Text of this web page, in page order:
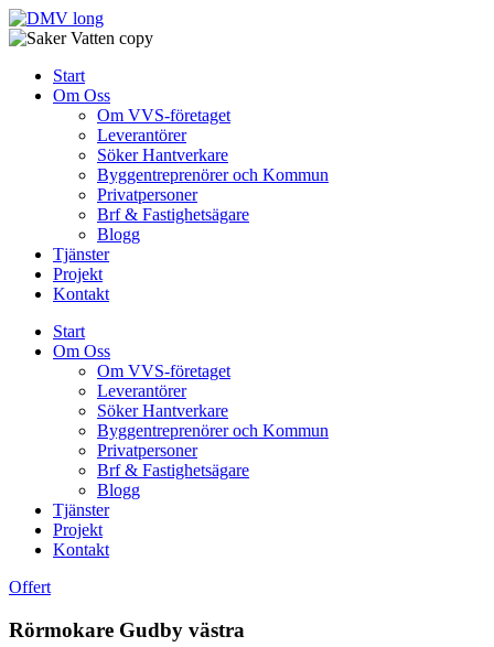
Skip
to
Start
Om Oss
Om VVS-företaget
Leverantörer
Söker Hantverkare
Byggentreprenörer och Kommun
Privatpersoner
Brf & Fastighetsägare
Blogg
Tjänster
Projekt
Kontakt
Start
Om Oss
Om VVS-företaget
Leverantörer
Söker Hantverkare
Byggentreprenörer och Kommun
Privatpersoner
Brf & Fastighetsägare
Blogg
Tjänster
Projekt
Kontakt
Offert
Rörmokare Gudby västra